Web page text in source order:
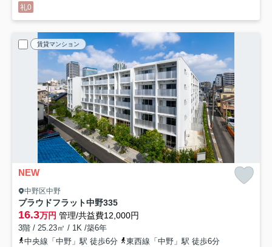
礼0
賃貸マンション
NEW
中野区中野
プラウドフラット中野335
16.3万円 管理/共益費12,000円
3階 / 25.23㎡ / 1K /築6年
中央線「中野」駅 徒歩6分
東西線「中野」駅 徒歩6分